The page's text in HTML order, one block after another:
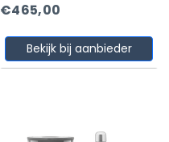
€465,00
Bekijk bij aanbieder